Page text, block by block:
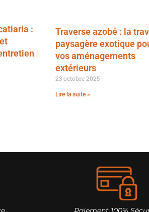
:
Traverse azobé : la
paysagère exotique
vos aménagements
extérieurs
23 octobre 2025
Lire la suite »